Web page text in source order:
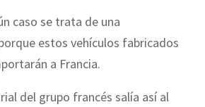
caso se trata de una
estos vehículos fabricados
a Francia.
del grupo francés salía así al